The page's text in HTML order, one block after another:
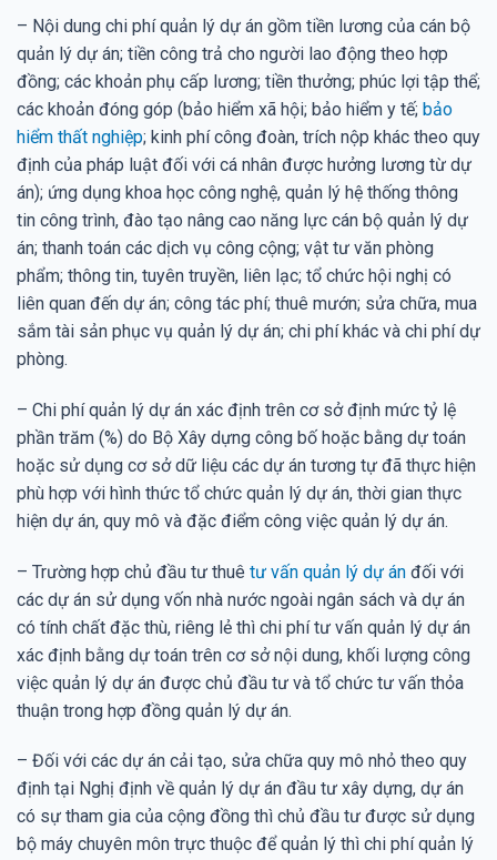
– Nội dung chi phí quản lý dự án gồm tiền lương của cán bộ
quản lý dự án; tiền công trả cho người lao động theo hợp
đồng; các khoản phụ cấp lương; tiền thưởng; phúc lợi tập thể;
các khoản đóng góp (bảo hiểm xã hội; bảo hiểm y tế; bảo
hiểm thất nghiệp; kinh phí công đoàn, trích nộp khác theo quy
định của pháp luật đối với cá nhân được hưởng lương từ dự
án); ứng dụng khoa học công nghệ, quản lý hệ thống thông
tin công trình, đào tạo nâng cao năng lực cán bộ quản lý dự
án; thanh toán các dịch vụ công cộng; vật tư văn phòng
phẩm; thông tin, tuyên truyền, liên lạc; tổ chức hội nghị có
liên quan đến dự án; công tác phí; thuê mướn; sửa chữa, mua
sắm tài sản phục vụ quản lý dự án; chi phí khác và chi phí dự
phòng.
– Chi phí quản lý dự án xác định trên cơ sở định mức tỷ lệ
phần trăm (%) do Bộ Xây dựng công bố hoặc bằng dự toán
hoặc sử dụng cơ sở dữ liệu các dự án tương tự đã thực hiện
phù hợp với hình thức tổ chức quản lý dự án, thời gian thực
hiện dự án, quy mô và đặc điểm công việc quản lý dự án.
– Trường hợp chủ đầu tư thuê tư vấn quản lý dự án đối với
các dự án sử dụng vốn nhà nước ngoài ngân sách và dự án
có tính chất đặc thù, riêng lẻ thì chi phí tư vấn quản lý dự án
xác định bằng dự toán trên cơ sở nội dung, khối lượng công
việc quản lý dự án được chủ đầu tư và tổ chức tư vấn thỏa
thuận trong hợp đồng quản lý dự án.
– Đối với các dự án cải tạo, sửa chữa quy mô nhỏ theo quy
định tại Nghị định về quản lý dự án đầu tư xây dựng, dự án
có sự tham gia của cộng đồng thì chủ đầu tư được sử dụng
bộ máy chuyên môn trực thuộc để quản lý thì chi phí quản lý